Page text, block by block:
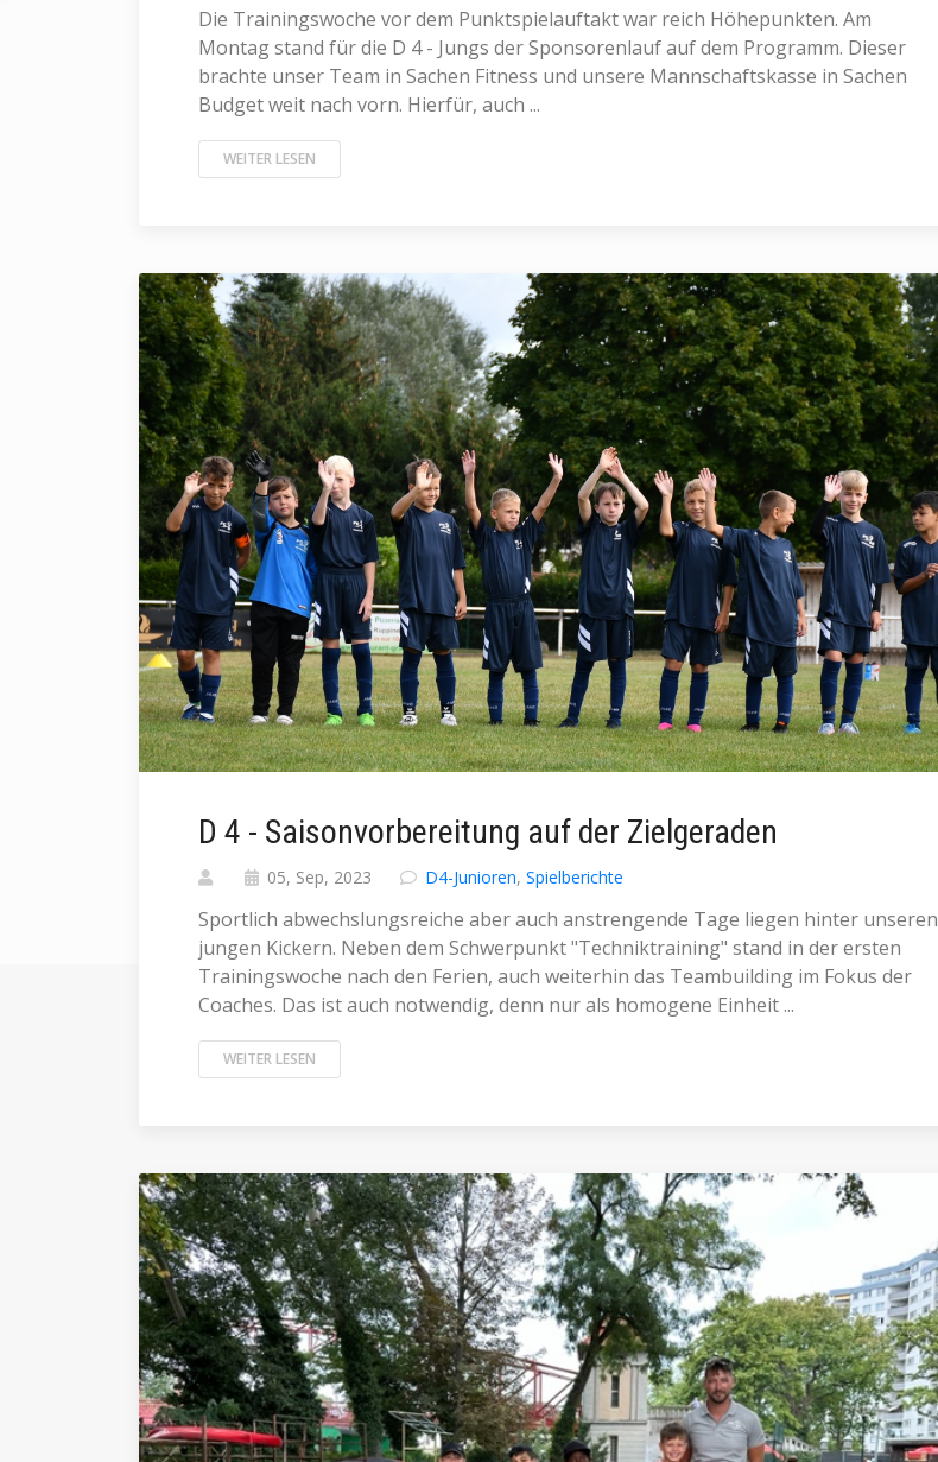
Die Trainingswoche vor dem Punktspielauftakt war reich Höhepunkten. Am
Montag stand für die D 4 - Jungs der Sponsorenlauf auf dem Programm. Dieser
brachte unser Team in Sachen Fitness und unsere Mannschaftskasse in Sachen
Budget weit nach vorn. Hierfür, auch ...
WEITER LESEN
D 4 - Saisonvorbereitung auf der Zielgeraden
05, Sep, 2023 D4-Junioren, Spielberichte
Sportlich abwechslungsreiche aber auch anstrengende Tage liegen hinter unseren
jungen Kickern. Neben dem Schwerpunkt "Techniktraining" stand in der ersten
Trainingswoche nach den Ferien, auch weiterhin das Teambuilding im Fokus der
Coaches. Das ist auch notwendig, denn nur als homogene Einheit ...
WEITER LESEN